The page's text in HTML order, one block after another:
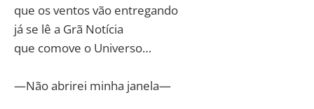
que os ventos vão entregando
já se lê a Grã Notícia
que comove o Universo…
—Não abrirei minha janela—